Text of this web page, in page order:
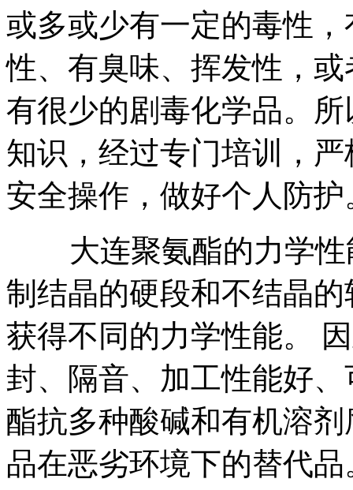
或多或少有一定的毒性
性、有臭味、挥发性，
有很少的剧毒化学品。
知识，经过专门培训，
安全操作，做好个人防
大连聚氨酯的力学性
制结晶的硬段和不结晶
获得不同的力学性能。
封、隔音、加工性能好
酯抗多种酸碱和有机溶
品在恶劣环境下的替代